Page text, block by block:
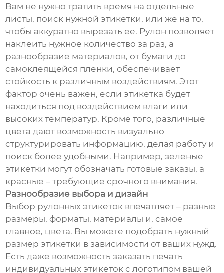
Вам не нужно тратить время на отдельные
листы, поиск нужной этикетки, или же на то,
чтобы аккуратно вырезать ее. Рулон позволяет
наклеить нужное количество за раз, а
разнообразие материалов, от бумаги до
самоклеящейся пленки, обеспечивает
стойкость к различным воздействиям. Этот
фактор очень важен, если этикетка будет
находиться под воздействием влаги или
высоких температур. Кроме того, различные
цвета дают возможность визуально
структурировать информацию, делая работу и
поиск более удобными. Например, зеленые
этикетки могут обозначать готовые заказы, а
красные – требующие срочного внимания.
Разнообразие выбора и дизайн
Выбор рулонных этикеток впечатляет – разные
размеры, форматы, материалы и, самое
главное, цвета. Вы можете подобрать нужный
размер этикетки в зависимости от ваших нужд.
Есть даже возможность заказать печать
индивидуальных этикеток с логотипом вашей